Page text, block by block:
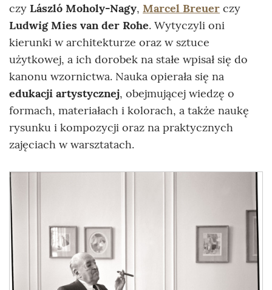
czy László Moholy-Nagy, Marcel Breuer czy
Ludwig Mies van der Rohe. Wytyczyli oni
kierunki w architekturze oraz w sztuce
użytkowej, a ich dorobek na stałe wpisał się do
kanonu wzornictwa. Nauka opierała się na
edukacji artystycznej, obejmującej wiedzę o
formach, materiałach i kolorach, a także naukę
rysunku i kompozycji oraz na praktycznych
zajęciach w warsztatach.